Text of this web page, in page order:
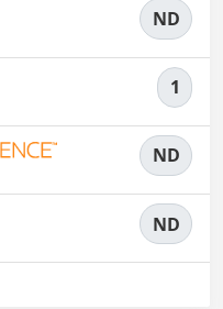
ND
1
ND
ND